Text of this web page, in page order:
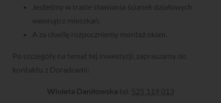
Jesteśmy w tracie stawiania ścianek działowych
wewnątrz mieszkań.
A za chwilę rozpoczniemy montaż okien.
Po szczegóły na temat tej inwestycji, zapraszamy do
kontaktu z Doradcami:
Wioleta Daniłowska tel. 525 119 013